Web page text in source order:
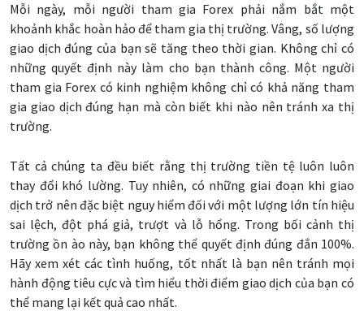
Mỗi ngày, mỗi người tham gia Forex phải nắm bắt một
khoảnh khắc hoàn hảo để tham gia thị trường. Vâng, số lượng
giao dịch đúng của bạn sẽ tăng theo thời gian. Không chỉ có
những quyết định này làm cho bạn thành công. Một người
tham gia Forex có kinh nghiệm không chỉ có khả năng tham
gia giao dịch đúng hạn mà còn biết khi nào nên tránh xa thị
trường.
Tất cả chúng ta đều biết rằng thị trường tiền tệ luôn luôn
thay đổi khó lường. Tuy nhiên, có những giai đoạn khi giao
dịch trở nên đặc biệt nguy hiểm đối với một lượng lớn tín hiệu
sai lệch, đột phá giả, trượt và lỗ hổng. Trong bối cảnh thị
trường ồn ào này, bạn không thể quyết định đúng đắn 100%.
Hãy xem xét các tình huống, tốt nhất là bạn nên tránh mọi
hành động tiêu cực và tìm hiểu thời điểm giao dịch của bạn có
thể mang lại kết quả cao nhất.